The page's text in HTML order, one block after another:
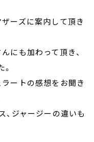
ーズに案内して頂き
にも加わって頂き、
ートの感想をお聞き
、ジャージーの違いも